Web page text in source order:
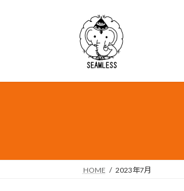
HOME 2023年7月